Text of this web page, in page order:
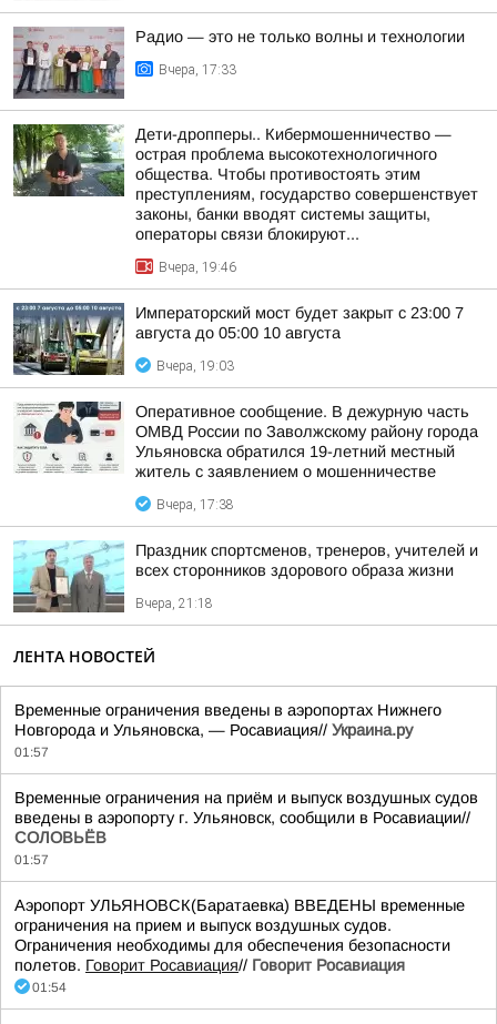
Радио — это не только волны и технологии
Вчера, 17:33
Дети-дропперы.. Кибермошенничество —
острая проблема высокотехнологичного
общества. Чтобы противостоять этим
преступлениям, государство совершенствует
законы, банки вводят системы защиты,
операторы связи блокируют...
Вчера, 19:46
Императорский мост будет закрыт с 23:00 7
августа до 05:00 10 августа
Вчера, 19:03
Оперативное сообщение. В дежурную часть
ОМВД России по Заволжскому району города
Ульяновска обратился 19-летний местный
житель с заявлением о мошенничестве
Вчера, 17:38
Праздник спортсменов, тренеров, учителей и
всех сторонников здорового образа жизни
Вчера, 21:18
ЛЕНТА НОВОСТЕЙ
Временные ограничения введены в аэропортах Нижнего
Новгорода и Ульяновска, — Росавиация// Украина.ру
01:57
Временные ограничения на приём и выпуск воздушных судов
введены в аэропорту г. Ульяновск, сообщили в Росавиации//
СОЛОВЬЁВ
01:57
Аэропорт УЛЬЯНОВСК(Баратаевка) ВВЕДЕНЫ временные
ограничения на прием и выпуск воздушных судов.
Ограничения необходимы для обеспечения безопасности
полетов. Говорит Росавиация// Говорит Росавиация
01:54